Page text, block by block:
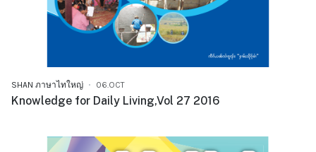
SHAN ภาษาไทใหญ่ 06.OCT
Knowledge for Daily Living,Vol 27 2016